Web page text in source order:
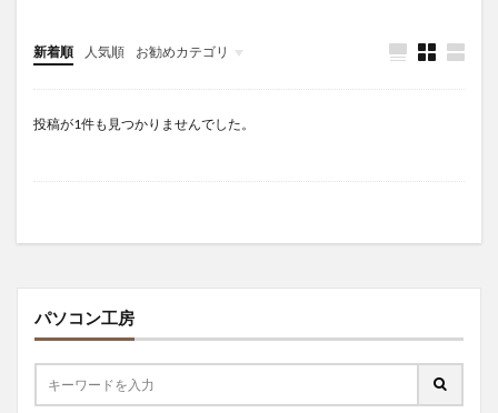
新着順 人気順 お勧めカテゴリ
Infomation
投稿が1件も見つかりませんでした。
パソコン工房